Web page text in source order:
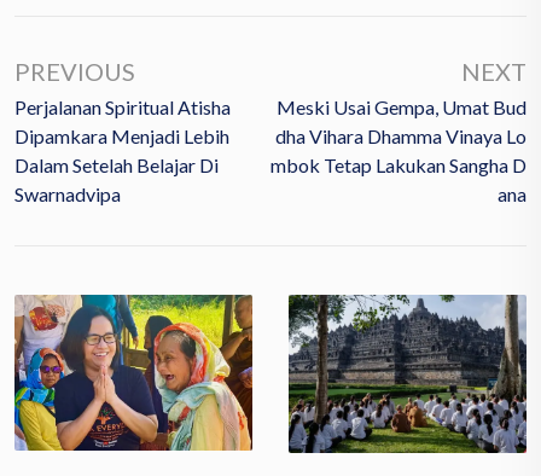
PREVIOUS
Perjalanan Spiritual Atisha
Dipamkara Menjadi Lebih
Dalam Setelah Belajar Di
Swarnadvipa
NEXT
Meski Usai Gempa, Umat Bud
Dha Vihara Dhamma Vinaya Lo
Mbok Tetap Lakukan Sangha D
Ana